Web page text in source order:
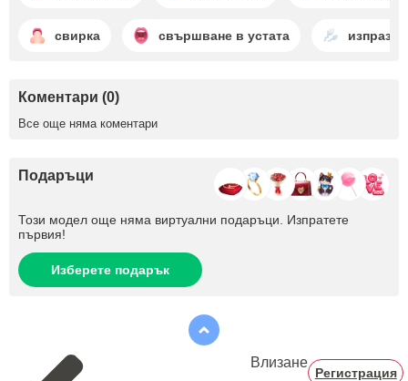
свирка свършване в устата
Коментари (0)
Все още няма коментари
Подаръци
Този модел още няма виртуални подаръци. Изпратете
първия!
Изберете подарък
Влизане
Регистрация